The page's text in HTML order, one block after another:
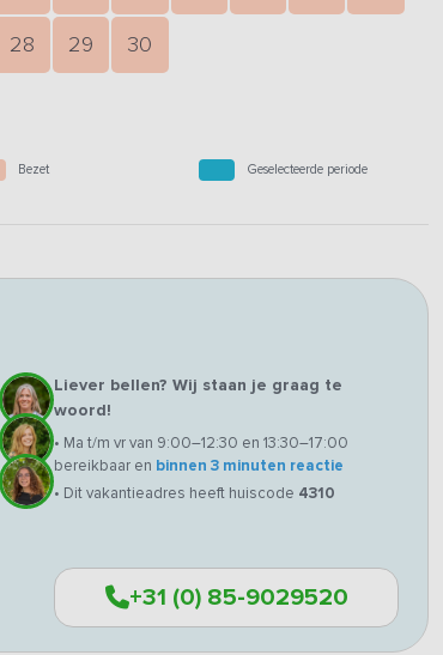
28 29 30
Bezet Geselecteerde periode
Liever bellen? Wij staan je graag te
woord!
• Ma t/m vr van 9:00–12:30 en 13:30–17:00
bereikbaar en binnen 3 minuten reactie
• Dit vakantieadres heeft huiscode 4310
+31 (0) 85-9029520